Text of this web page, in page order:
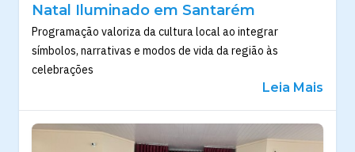
Natal Iluminado em Santarém
Programação valoriza da cultura local ao integrar
símbolos, narrativas e modos de vida da região às
celebrações
Leia Mais